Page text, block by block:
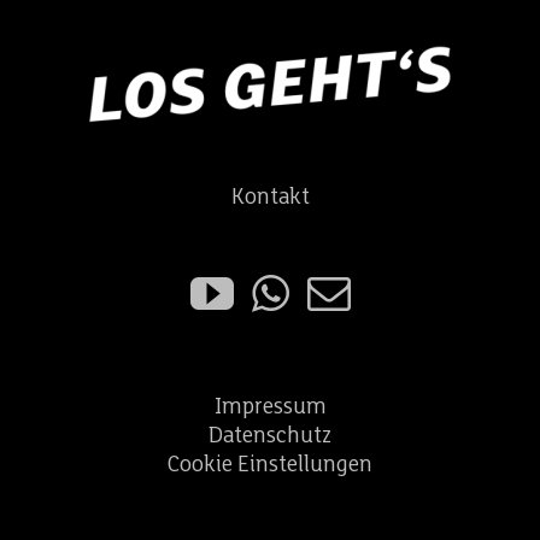
Kontakt
Impressum
Datenschutz
Cookie Einstellungen